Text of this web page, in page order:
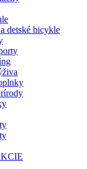
detské bicykle